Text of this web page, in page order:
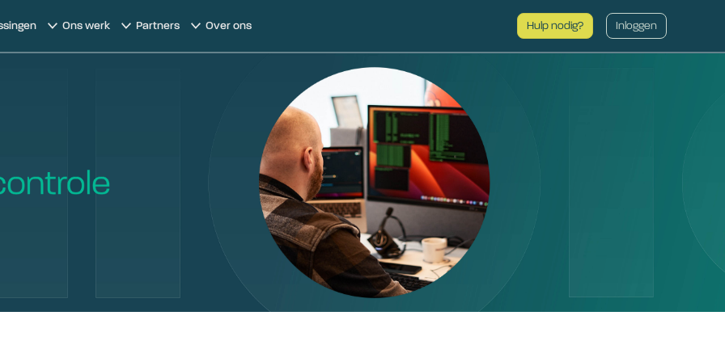
Ons werk Partners Over ons Hulp nodig? Inloggen